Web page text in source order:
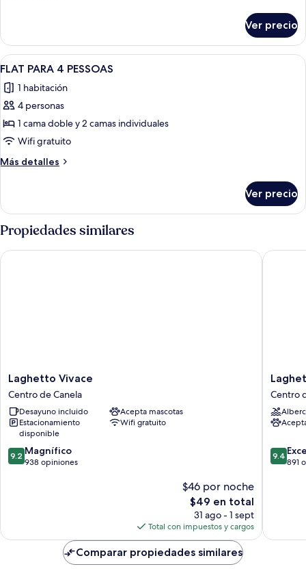
presidencial
Ver precio
Abrir
todas
las
fotos
de
FLAT
PARA
4
Un dormitorio con cama, dos
1
FLAT PARA 4 PESSOAS
1 habitación
4 personas
1 cama doble y 2 camas individuales
Wifi gratuito
Más detalles
Más
PARA
4
PESSOAS
Ver precio
Propiedades similares
Laghetto
Vivace
Centro
de
Canela
Laghetto Vivace
Centro de Canela
Desayuno incluido
Acepta mascotas
Estacionamiento
disponible
Wifi gratuito
9.2
de
9.2 Magnífico
938 opiniones
$46 por noche
El
precio
actual
es
de
$49
$49 en total
31 ago - 1 sept
Total con impuestos y cargos
Laghetto Vivace
Canela
Centro
de
Canela
Centro
9.4
de
9.4
891
Comparar propiedades similares